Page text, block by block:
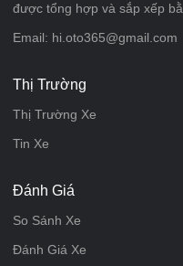
được tổng hợp và sắp xếp
Email: hi.oto365@gmail.com
Thị Trường
Thị Trường Xe
Tin Xe
Đánh Giá
So Sánh Xe
Đánh Giá Xe